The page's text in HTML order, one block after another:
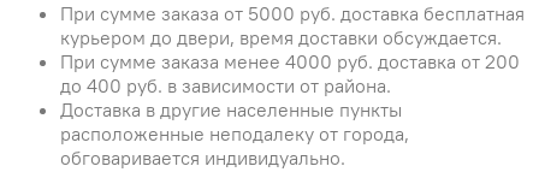
При сумме заказа от 5000 руб. доставка бесплатная
курьером до двери, время доставки обсуждается.
При сумме заказа менее 4000 руб. доставка от 200
до 400 руб. в зависимости от района.
Доставка в другие населенные пункты
расположенные неподалеку от города,
обговаривается индивидуально.